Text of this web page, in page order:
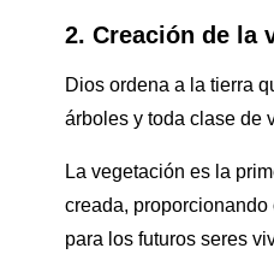
2. Creación de la
Dios ordena a la tierra
árboles y toda clase de
La vegetación es la
creada,
para los futuros seres